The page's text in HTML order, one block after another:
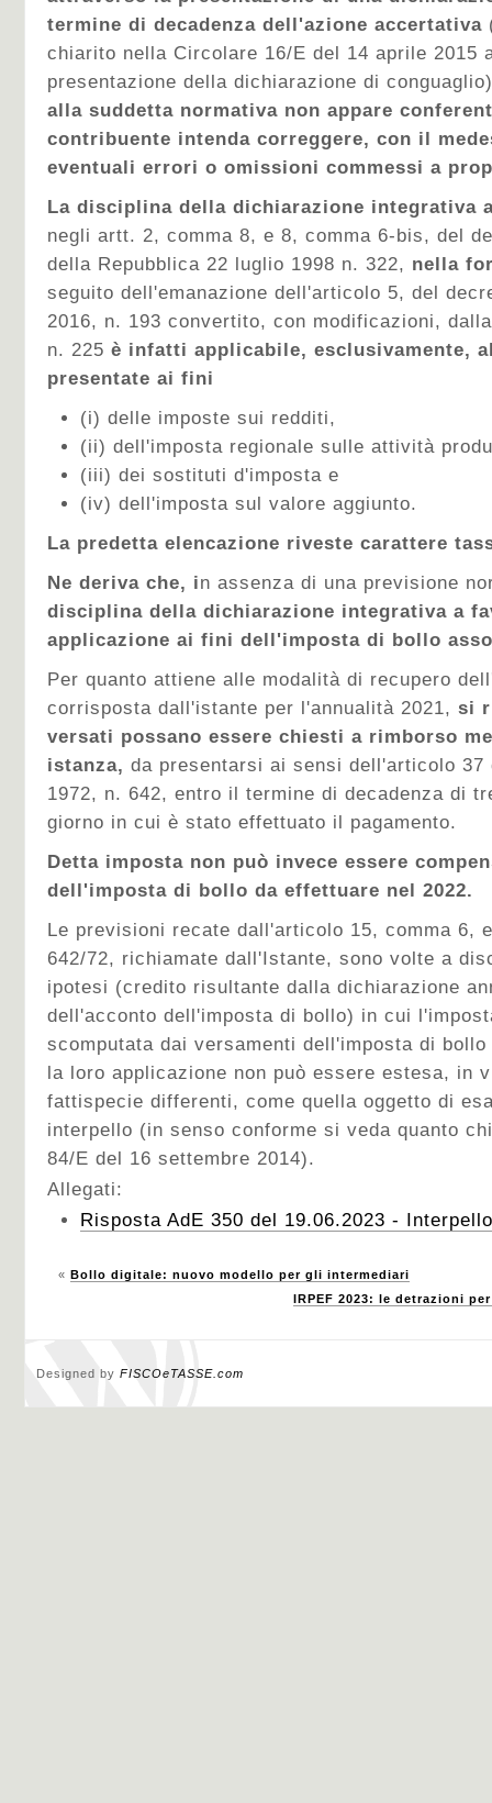
termine di decadenza dell'azione accertativa
chiarito nella Circolare 16/E del 14 aprile 2015
presentazione della dichiarazione di
alla suddetta normativa non appare
contribuente intenda correggere, con il
eventuali errori o omissioni commessi a
La disciplina della dichiarazione integrativa
negli artt. 2, comma 8, e 8, comma 6-bis, del
della Repubblica 22 luglio 1998 n. 322, nella
seguito dell'emanazione dell'articolo 5, del
2016, n. 193 convertito, con modificazioni,
n. 225 è infatti applicabile, esclusivamente,
presentate ai fini
(i) delle imposte sui redditi,
(ii) dell'imposta regionale sulle attività
(iii) dei sostituti d'imposta e
(iv) dell'imposta sul valore aggiunto.
La predetta elencazione riveste carattere
Ne deriva che, in assenza di una previsione
disciplina della dichiarazione integrativa a
applicazione ai fini dell'imposta di bollo
Per quanto attiene alle modalità di recupero
corrisposta dall'istante per l'annualità 2021, si
versati possano essere chiesti a rimborso
istanza, da presentarsi ai sensi dell'articolo 37
1972, n. 642, entro il termine di decadenza di
giorno in cui è stato effettuato il pagamento.
Detta imposta non può invece essere
dell'imposta di bollo da effettuare nel 2022.
Le previsioni recate dall'articolo 15, comma 6,
642/72, richiamate dall'Istante, sono volte a
ipotesi (credito risultante dalla dichiarazione
dell'acconto dell'imposta di bollo) in cui
scomputata dai versamenti dell'imposta di
la loro applicazione non può essere estesa, in
fattispecie differenti, come quella oggetto di
interpello (in senso conforme si veda quanto
84/E del 16 settembre 2014).
Allegati:
Risposta AdE 350 del 19.06.2023 - Interpello
« Bollo digitale: nuovo modello per gli intermediari
IRPEF 2023: le detrazioni
Designed by FISCOeTASSE.com